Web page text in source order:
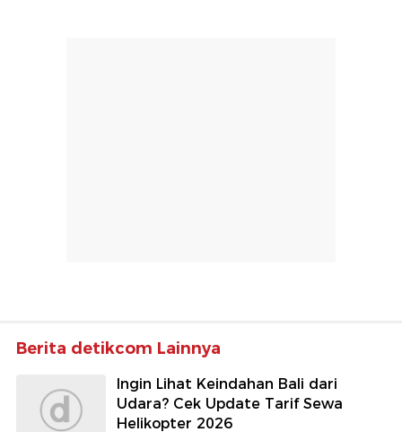
Berita detikcom Lainnya
Ingin Lihat Keindahan Bali dari
Udara? Cek Update Tarif Sewa
Helikopter 2026